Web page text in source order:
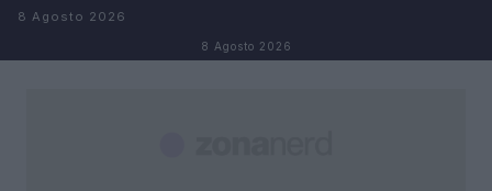
Salta al contenuto
8 Agosto 2026
8 Agosto 2026